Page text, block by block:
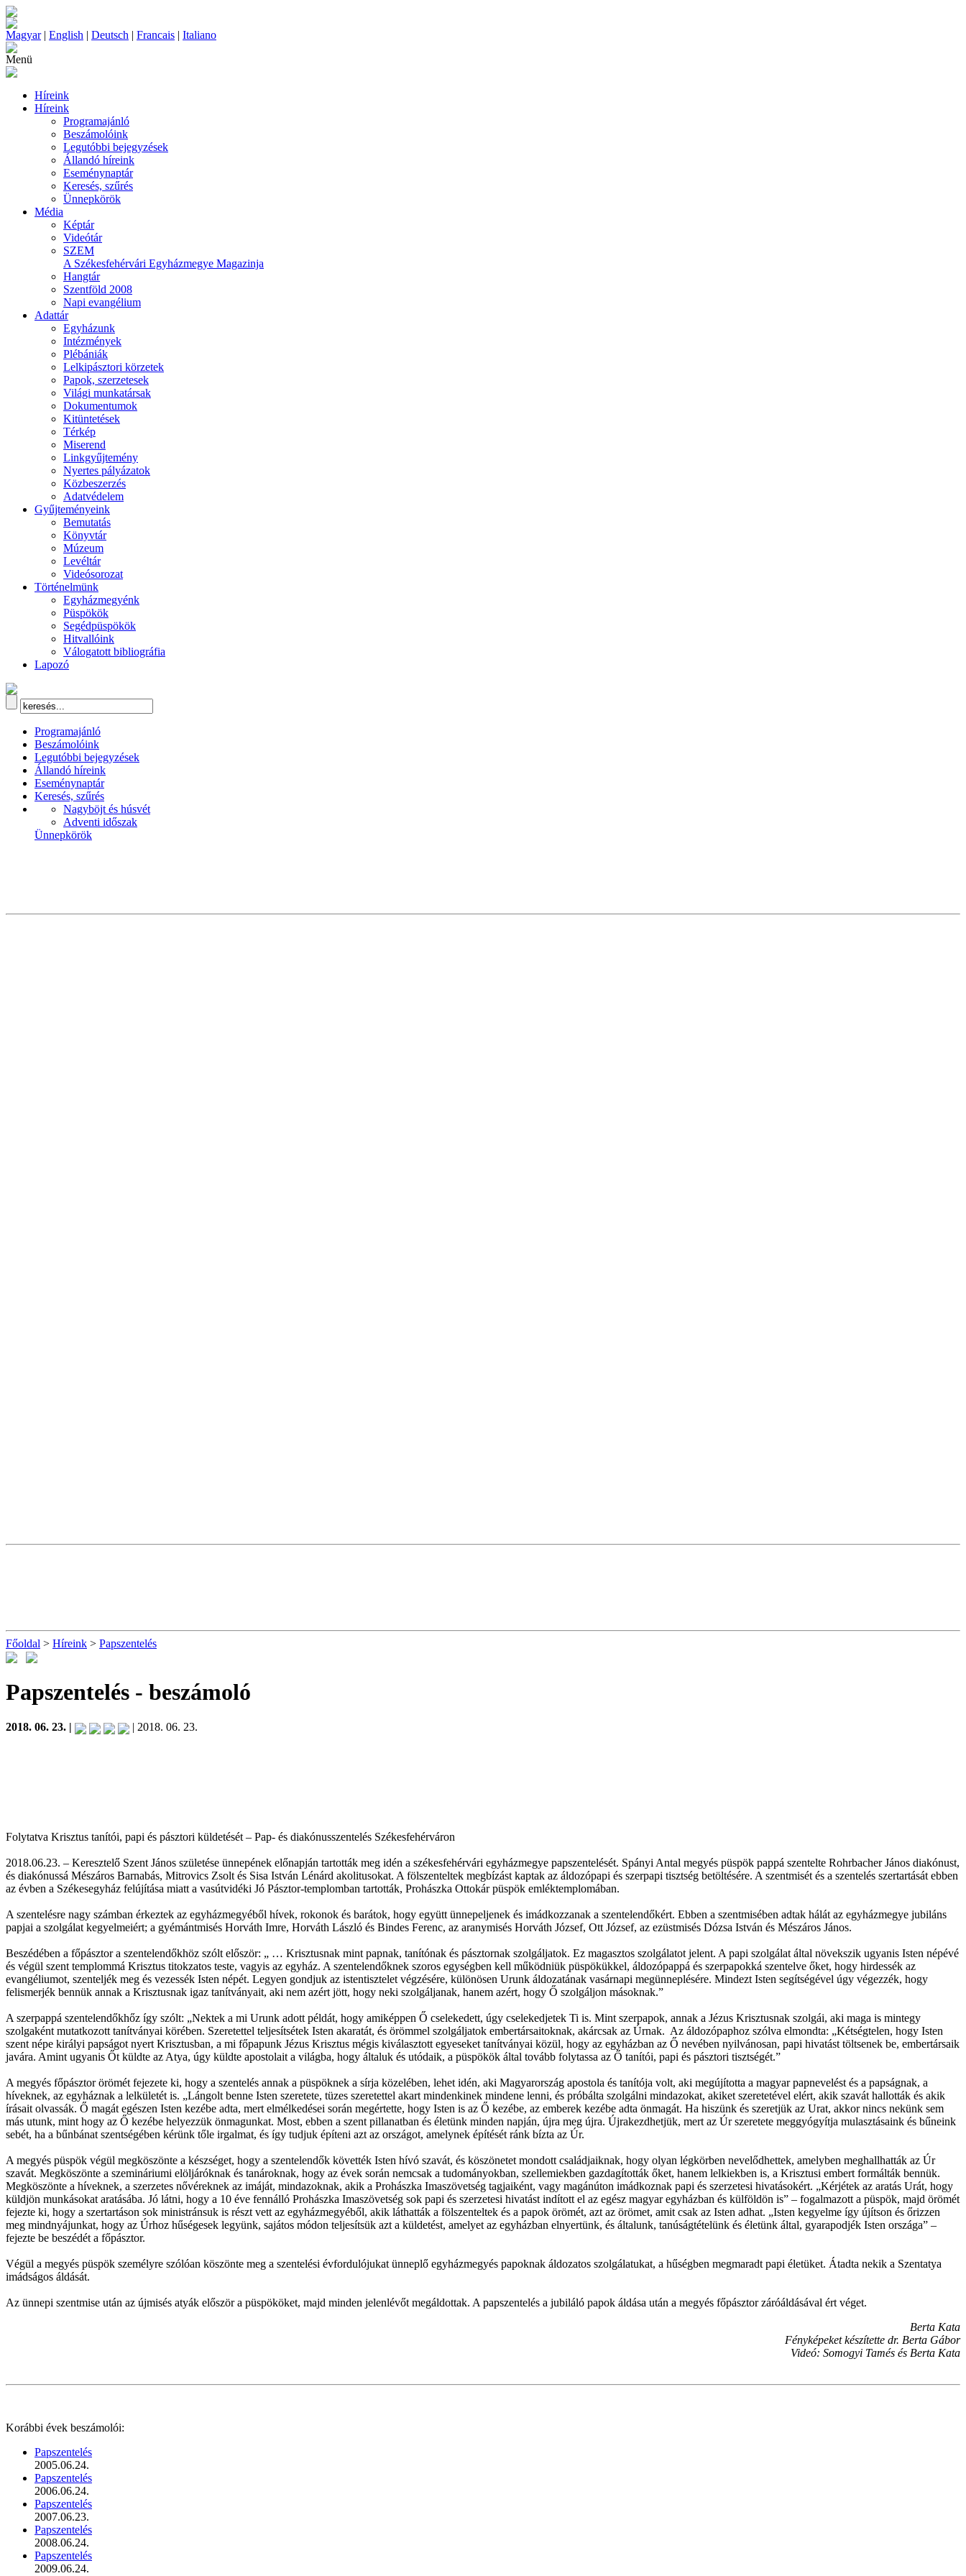
Magyar| English | Deutsch | Francais | Italiano
Menü
Híreink
Híreink
Programajánló
Beszámolóink
Legutóbbi bejegyzések
Állandó híreink
Eseménynaptár
Keresés, szűrés
Ünnepkörök
Média
Képtár
Videótár
SZEM
A Székesfehérvári Egyházmegye Magazinja
Hangtár
Szentföld 2008
Napi evangélium
Adattár
Egyházunk
Intézmények
Plébániák
Lelkipásztori körzetek
Papok, szerzetesek
Világi munkatársak
Dokumentumok
Kitüntetések
Térkép
Miserend
Linkgyűjtemény
Nyertes pályázatok
Közbeszerzés
Adatvédelem
Gyűjteményeink
Bemutatás
Könyvtár
Múzeum
Levéltár
Videósorozat
Történelmünk
Egyházmegyénk
Püspökök
Segédpüspökök
Hitvallóink
Válogatott bibliográfia
Lapozó
Programajánló
Beszámolóink
Legutóbbi bejegyzések
Állandó híreink
Eseménynaptár
Keresés, szűrés
Nagyböjt és húsvét
Adventi időszak
Ünnepkörök
Főoldal > Híreink > Papszentelés
Papszentelés - beszámoló
2018. 06. 23. | | 2018. 06. 23.
Folytatva Krisztus tanítói, papi és pásztori küldetését – Pap- és diakónusszentelés Székesfehérváron
2018.06.23. – Keresztelő Szent János születése ünnepének előnapján tartották meg idén a székesfehérvári egyházmegye papszentelését. Spányi Antal megyés püspök pappá szentelte Rohrbacher János diakónust,
és diakónussá Mészáros Barnabás, Mitrovics Zsolt és Sisa István Lénárd akolitusokat. A fölszenteltek megbízást kaptak az áldozópapi és szerpapi tisztség betöltésére. A szentmisét és a szentelés szertartását ebben
az évben a Székesegyház felújítása miatt a vasútvidéki Jó Pásztor-templomban tartották, Prohászka Ottokár püspök emléktemplomában.
A szentelésre nagy számban érkeztek az egyházmegyéből hívek, rokonok és barátok, hogy együtt ünnepeljenek és imádkozzanak a szentelendőkért. Ebben a szentmisében adtak hálát az egyházmegye jubiláns
papjai a szolgálat kegyelmeiért; a gyémántmisés Horváth Imre, Horváth László és Bindes Ferenc, az aranymisés Horváth József, Ott József, az ezüstmisés Dózsa István és Mészáros János.
Beszédében a főpásztor a szentelendőkhöz szólt először: „ … Krisztusnak mint papnak, tanítónak és pásztornak szolgáljatok. Ez magasztos szolgálatot jelent. A papi szolgálat által növekszik ugyanis Isten népévé
és végül szent templommá Krisztus titokzatos teste, vagyis az egyház. A szentelendőknek szoros egységben kell működniük püspökükkel, áldozópappá és szerpapokká szentelve őket, hogy hirdessék az
evangéliumot, szenteljék meg és vezessék Isten népét. Legyen gondjuk az istentisztelet végzésére, különösen Urunk áldozatának vasárnapi megünneplésére. Mindezt Isten segítségével úgy végezzék, hogy
felismerjék bennük annak a Krisztusnak igaz tanítványait, aki nem azért jött, hogy neki szolgáljanak, hanem azért, hogy Ő szolgáljon másoknak.”
A szerpappá szentelendőkhőz így szólt: „Nektek a mi Urunk adott példát, hogy amiképpen Ő cselekedett, úgy cselekedjetek Ti is. Mint szerpapok, annak a Jézus Krisztusnak szolgái, aki maga is mintegy
szolgaként mutatkozott tanítványai körében. Szeretettel teljesítsétek Isten akaratát, és örömmel szolgáljatok embertársaitoknak, akárcsak az Úrnak. Az áldozópaphoz szólva elmondta: „Kétségtelen, hogy Isten
szent népe királyi papságot nyert Krisztusban, a mi főpapunk Jézus Krisztus mégis kiválasztott egyeseket tanítványai közül, hogy az egyházban az Ő nevében nyilvánosan, papi hivatást töltsenek be, embertársaik
javára. Amint ugyanis Őt küldte az Atya, úgy küldte apostolait a világba, hogy általuk és utódaik, a püspökök által tovább folytassa az Ő tanítói, papi és pásztori tisztségét.”
A megyés főpásztor örömét fejezete ki, hogy a szentelés annak a püspöknek a sírja közelében, lehet idén, aki Magyarország apostola és tanítója volt, aki megújította a magyar papnevelést és a papságnak, a
híveknek, az egyháznak a lelkületét is. „Lángolt benne Isten szeretete, tüzes szeretettel akart mindenkinek mindene lenni, és próbálta szolgálni mindazokat, akiket szeretetével elért, akik szavát hallották és akik
írásait olvassák. Ő magát egészen Isten kezébe adta, mert elmélkedései során megértette, hogy Isten is az Ő kezébe, az emberek kezébe adta önmagát. Ha hiszünk és szeretjük az Urat, akkor nincs nekünk sem
más utunk, mint hogy az Ő kezébe helyezzük önmagunkat. Most, ebben a szent pillanatban és életünk minden napján, újra meg újra. Újrakezdhetjük, mert az Úr szeretete meggyógyítja mulasztásaink és bűneink
sebét, ha a bűnbánat szentségében kérünk tőle irgalmat, és így tudjuk építeni azt az országot, amelynek építését ránk bízta az Úr.
A megyés püspök végül megköszönte a készséget, hogy a szentelendők követték Isten hívó szavát, és köszönetet mondott családjaiknak, hogy olyan légkörben nevelődhettek, amelyben meghallhatták az Úr
szavát. Megköszönte a szemináriumi elöljáróknak és tanároknak, hogy az évek során nemcsak a tudományokban, szellemiekben gazdagították őket, hanem lelkiekben is, a Krisztusi embert formálták bennük.
Megköszönte a híveknek, a szerzetes nővéreknek az imáját, mindazoknak, akik a Prohászka Imaszövetség tagjaiként, vagy magánúton imádkoznak papi és szerzetesi hivatásokért. „Kérjétek az aratás Urát, hogy
küldjön munkásokat aratásába. Jó látni, hogy a 10 éve fennálló Prohászka Imaszövetség sok papi és szerzetesi hivatást indított el az egész magyar egyházban és külföldön is” – fogalmazott a püspök, majd örömét
fejezte ki, hogy a szertartáson sok ministránsuk is részt vett az egyházmegyéből, akik láthatták a fölszenteltek és a papok örömét, azt az örömet, amit csak az Isten adhat. „Isten kegyelme így újítson és őrizzen
meg mindnyájunkat, hogy az Úrhoz hűségesek legyünk, sajátos módon teljesítsük azt a küldetést, amelyet az egyházban elnyertünk, és általunk, tanúságtételünk és életünk által, gyarapodjék Isten országa” –
fejezte be beszédét a főpásztor.
Végül a megyés püspök személyre szólóan köszönte meg a szentelési évfordulójukat ünneplő egyházmegyés papoknak áldozatos szolgálatukat, a hűségben megmaradt papi életüket. Átadta nekik a Szentatya
imádságos áldását.
Az ünnepi szentmise után az újmisés atyák először a püspököket, majd minden jelenlévőt megáldottak. A papszentelés a jubiláló papok áldása után a megyés főpásztor záróáldásával ért véget.
Berta Kata
Fényképeket készítette dr. Berta Gábor
Videó: Somogyi Tamés és Berta Kata
Korábbi évek beszámolói:
Papszentelés
2005.06.24.
Papszentelés
2006.06.24.
Papszentelés
2007.06.23.
Papszentelés
2008.06.24.
Papszentelés
2009.06.24.